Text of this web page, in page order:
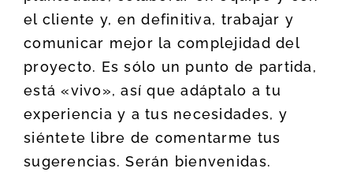
el cliente y, en definitiva, trabajar y
comunicar mejor la complejidad del
proyecto. Es sólo un punto de partida,
está «vivo», así que adáptalo a tu
experiencia y a tus necesidades, y
siéntete libre de comentarme tus
sugerencias. Serán bienvenidas.